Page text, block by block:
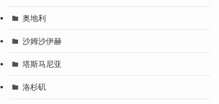
奥地利
沙姆沙伊赫
塔斯马尼亚
洛杉矶